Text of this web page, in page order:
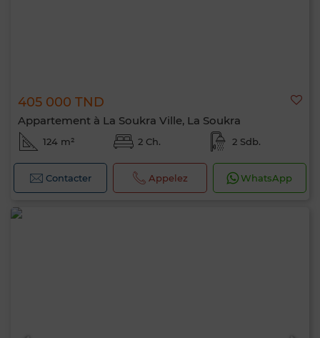
405 000 TND
Appartement à La Soukra Ville, La Soukra
124 m² 2 Ch. 2 Sdb.
Contacter Appelez WhatsApp